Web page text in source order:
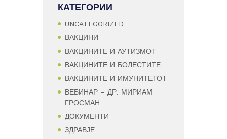
КАТЕГОРИИ
UNCATEGORIZED
ВАКЦИНИ
ВАКЦИНИТЕ И АУТИЗМОТ
ВАКЦИНИТЕ И БОЛЕСТИТЕ
ВАКЦИНИТЕ И ИМУНИТЕТОТ
ВЕБИНАР – ДР. МИРИАМ
ГРОСМАН
ДОКУМЕНТИ
ЗДРАВЈЕ